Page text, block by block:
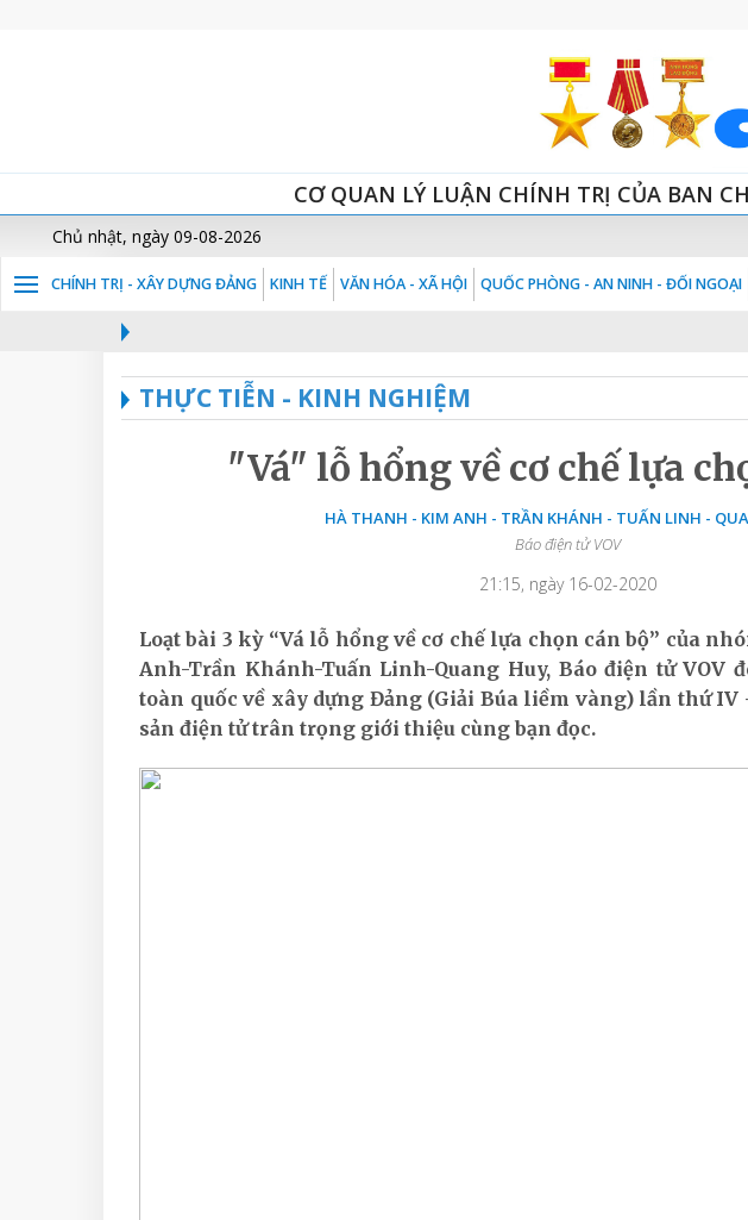
CƠ QUAN LÝ LUẬN CHÍNH TRỊ CỦA BAN
Chủ nhật, ngày 09-08-2026
CHÍNH TRỊ - XÂY DỰNG ĐẢNG KINH TẾ VĂN HÓA - XÃ HỘI QUỐC PHÒNG - AN NINH - ĐỐI NGOẠI
THỰC TIỄN - KINH NGHIỆM
"Vá" lỗ hổng về cơ chế lựa
HÀ THANH - KIM ANH - TRẦN KHÁNH - TUẤN LINH -
Báo điện tử VOV
21:15, ngày 16-02-2020
Loạt bài 3 kỳ “Vá lỗ hổng về cơ chế lựa chọn cán bộ” của
Anh-Trần Khánh-Tuấn Linh-Quang Huy, Báo điện tử VOV
toàn quốc về xây dựng Đảng (Giải Búa liềm vàng) lần thứ IV
sản điện tử trân trọng giới thiệu cùng bạn đọc.